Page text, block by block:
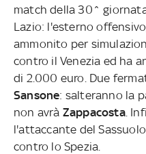
match della 30^
Lazio: l'esterno
ammonito per
contro il Venezia ed ha
di 2.000 euro. Due
Sansone: salteranno la
non avrà Zappacosta.
l'attaccante del
contro lo Spezia.